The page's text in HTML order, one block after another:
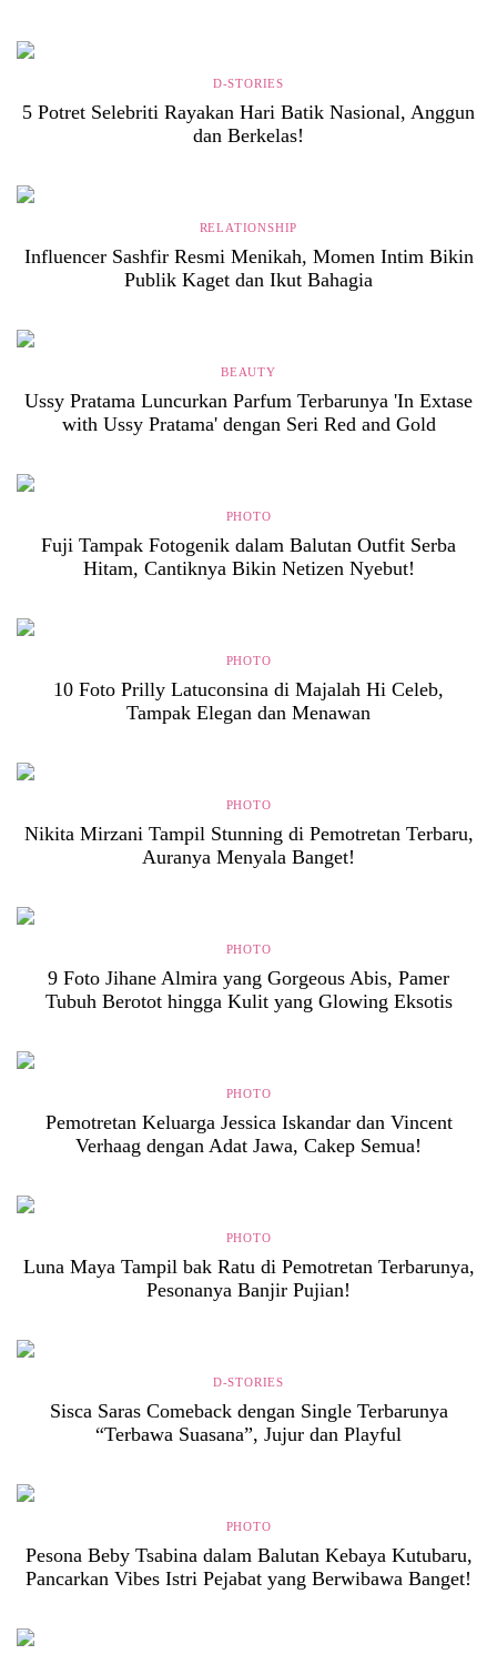
D-STORIES
5 Potret Selebriti Rayakan Hari Batik Nasional, Anggun
dan Berkelas!
RELATIONSHIP
Influencer Sashfir Resmi Menikah, Momen Intim Bikin
Publik Kaget dan Ikut Bahagia
BEAUTY
Ussy Pratama Luncurkan Parfum Terbarunya 'In Extase
with Ussy Pratama' dengan Seri Red and Gold
PHOTO
Fuji Tampak Fotogenik dalam Balutan Outfit Serba
Hitam, Cantiknya Bikin Netizen Nyebut!
PHOTO
10 Foto Prilly Latuconsina di Majalah Hi Celeb,
Tampak Elegan dan Menawan
PHOTO
Nikita Mirzani Tampil Stunning di Pemotretan Terbaru,
Auranya Menyala Banget!
PHOTO
9 Foto Jihane Almira yang Gorgeous Abis, Pamer
Tubuh Berotot hingga Kulit yang Glowing Eksotis
PHOTO
Pemotretan Keluarga Jessica Iskandar dan Vincent
Verhaag dengan Adat Jawa, Cakep Semua!
PHOTO
Luna Maya Tampil bak Ratu di Pemotretan Terbarunya,
Pesonanya Banjir Pujian!
D-STORIES
Sisca Saras Comeback dengan Single Terbarunya
“Terbawa Suasana”, Jujur dan Playful
PHOTO
Pesona Beby Tsabina dalam Balutan Kebaya Kutubaru,
Pancarkan Vibes Istri Pejabat yang Berwibawa Banget!